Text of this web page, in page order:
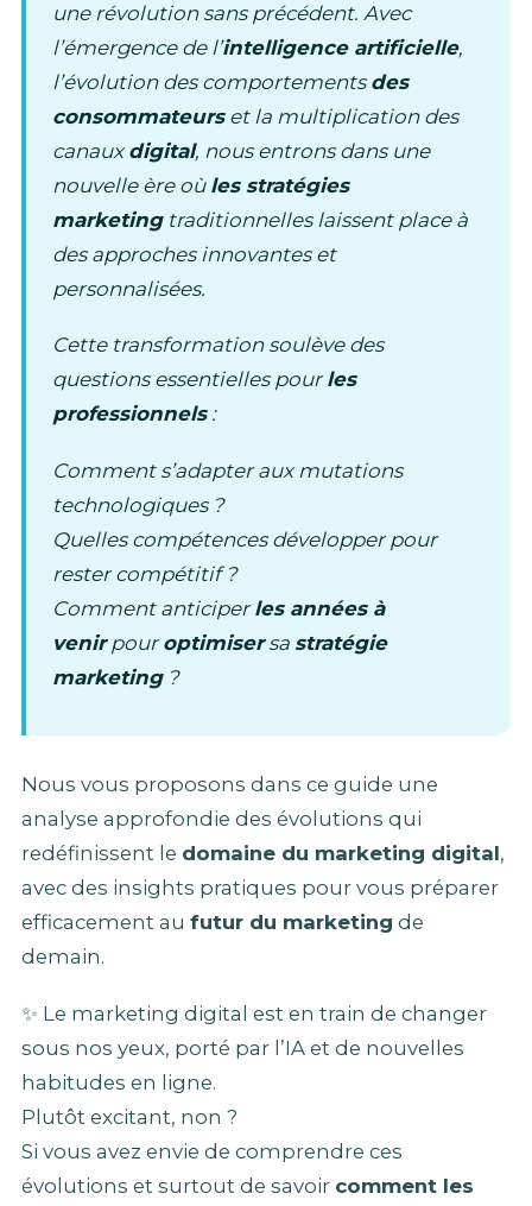
une révolution sans précédent. Avec
l’émergence de l’intelligence artificielle,
l’évolution des comportements des
consommateurset la multiplication des
canauxdigital, nous entrons dans une
nouvelle ère où les stratégies
marketingtraditionnelles laissent place à
des approches innovantes et
personnalisées.
Cette transformation soulève des
questions essentielles pourles
professionnels:
Comment s’adapter aux mutations
technologiques ?
Quelles compétences développer pour
rester compétitif ?
Comment anticiperles années à
venirpouroptimisersa stratégie
marketing?
Nous vous proposons dans ce guide une
analyse approfondie des évolutions qui
redéfinissent le domaine du marketing digital,
avec des insights pratiques pour vous préparer
efficacement au futur du marketing de
demain.
✨ Le marketing digital est en train de changer
sous nos yeux, porté par l’IA et de nouvelles
habitudes en ligne.
Plutôt excitant, non ?
Si vous avez envie de comprendre ces
évolutions et surtout de savoir comment les